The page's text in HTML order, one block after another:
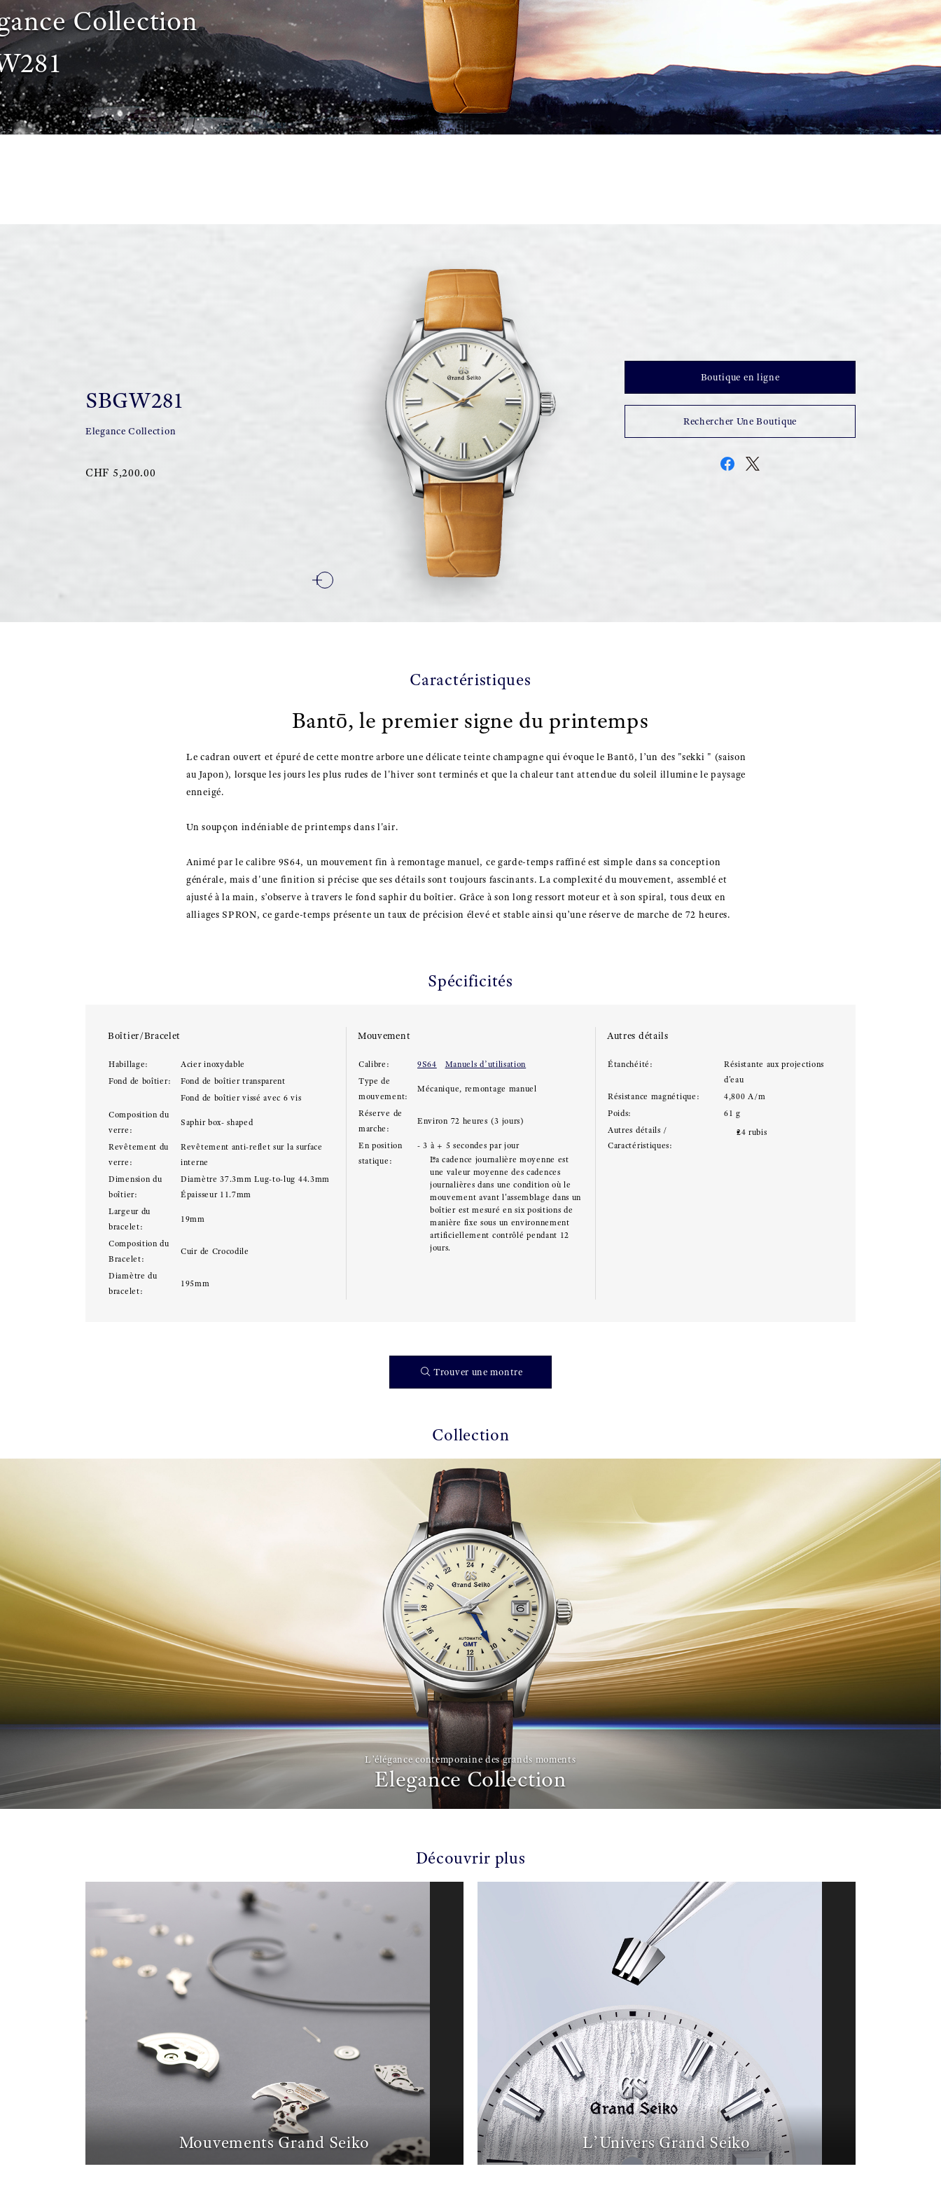
Collection
SBGW281
Elegance Collection
CHF 5,200.00
Boutique en ligne
Rechercher Une Boutique
Caractéristiques
Bantō, le premier signe du printemps
Le cadran ouvert et épuré de cette montre arbore une délicate teinte champagne qui évoque le Bantō, l’un des "sekki " (saison
au Japon), lorsque les jours les plus rudes de l'hiver sont terminés et que la chaleur tant attendue du soleil illumine le paysage
enneigé.
Un soupçon indéniable de printemps dans l'air.
Animé par le calibre 9S64, un mouvement fin à remontage manuel, ce garde-temps raffiné est simple dans sa conception
générale, mais d'une finition si précise que ses détails sont toujours fascinants. La complexité du mouvement, assemblé et
ajusté à la main, s’observe à travers le fond saphir du boîtier. Grâce à son long ressort moteur et à son spiral, tous deux en
alliages SPRON, ce garde-temps présente un taux de précision élevé et stable ainsi qu’une réserve de marche de 72 heures.
Spécificités
Boîtier/Bracelet
Habillage:
Acier inoxydable
Fond de boîtier:
Fond de boîtier transparent
Fond de boîtier vissé avec 6 vis
Composition du
verre:
Saphir box- shaped
Revêtement du
verre:
Revêtement anti-reflet sur la surface
interne
Dimension du
boîtier:
Diamètre 37.3mm Lug-to-lug 44.3mm
Épaisseur 11.7mm
Largeur du
bracelet:
19mm
Composition du
Bracelet:
Cuir de Crocodile
Diamètre du
bracelet:
195mm
Mouvement
Calibre: 9S64
Manuels d’utilisation
Type de
mouvement:
Mécanique, remontage manuel
Réserve de
marche:
Environ 72 heures (3 jours)
En position
statique:
- 3 à + 5 secondes par jour
La cadence journalière moyenne est
une valeur moyenne des cadences
journalières dans une condition où le
mouvement avant l'assemblage dans un
boîtier est mesuré en six positions de
manière fixe sous un environnement
artificiellement contrôlé pendant 12
jours.
Autres détails
Étanchéité:
Résistante aux projections
d'eau
Résistance magnétique:
4,800 A/m
Poids:
61 g
Autres détails /
Caractéristiques:
24 rubis
Trouver une montre
Collection
L’élégance contemporaine des grands moments
Elegance Collection
Découvrir plus
Mouvements Grand Seiko L’Univers Grand Seiko